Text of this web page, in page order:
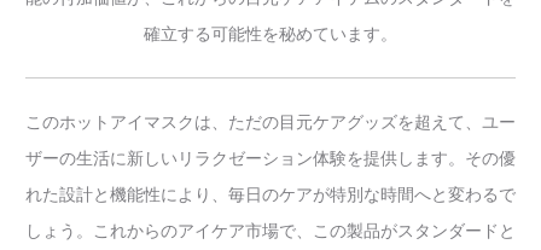
確立する可能性を秘めています。
このホットアイマスクは、ただの目元ケアグッズを超えて、ユー
ザーの生活に新しいリラクゼーション体験を提供します。その優
れた設計と機能性により、毎日のケアが特別な時間へと変わるで
しょう。これからのアイケア市場で、この製品がスタンダードと